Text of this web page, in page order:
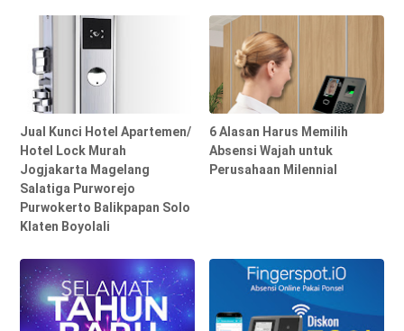
Jual Kunci Hotel Apartemen/
Hotel Lock Murah
Jogjakarta Magelang
Salatiga Purworejo
Purwokerto Balikpapan Solo
Klaten Boyolali
6 Alasan Harus Memilih
Absensi Wajah untuk
Perusahaan Milennial